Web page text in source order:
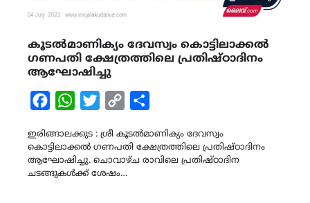
കൂടൽമാണിക്യം ദേവസ്വം കൊട്ടിലാക്കൽ
ഗണപതി ക്ഷേത്രത്തിലെ പ്രതിഷ്ഠാദിനം
ആഘോഷിച്ചു
FacebookWhatsAppTwitterCopy
ഇരിങ്ങാലക്കുട : ശ്രീ കൂടൽമാണിക്യം ദേവസ്വം
കൊട്ടിലാക്കൽ ഗണപതി ക്ഷേത്രത്തിലെ പ്രതിഷ്ഠാദിനം
ആഘോഷിച്ചു. ചൊവാഴ്ച രാവിലെ പ്രതിഷ്ഠാദിന
ചടങ്ങുകൾക്ക് ശേഷം…